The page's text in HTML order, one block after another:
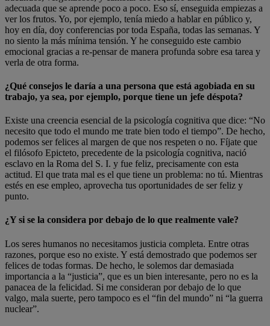
adecuada que se aprende poco a poco. Eso sí, enseguida empiezas a
ver los frutos. Yo, por ejemplo, tenía miedo a hablar en público y,
hoy en día, doy conferencias por toda España, todas las semanas. Y
no siento la más mínima tensión. Y he conseguido este cambio
emocional gracias a re-pensar de manera profunda sobre esa tarea y
verla de otra forma.
¿Qué consejos le daría a una persona que está agobiada en su
trabajo, ya sea, por ejemplo, porque tiene un jefe déspota?
Existe una creencia esencial de la psicología cognitiva que dice: “No
necesito que todo el mundo me trate bien todo el tiempo”. De hecho,
podemos ser felices al margen de que nos respeten o no. Fíjate que
el filósofo Epicteto, precedente de la psicología cognitiva, nació
esclavo en la Roma del S. I. y fue feliz, precisamente con esta
actitud. El que trata mal es el que tiene un problema: no tú. Mientras
estés en ese empleo, aprovecha tus oportunidades de ser feliz y
punto.
¿Y si se la considera por debajo de lo que realmente vale?
Los seres humanos no necesitamos justicia completa. Entre otras
razones, porque eso no existe. Y está demostrado que podemos ser
felices de todas formas. De hecho, le solemos dar demasiada
importancia a la “justicia”, que es un bien interesante, pero no es la
panacea de la felicidad. Si me consideran por debajo de lo que
valgo, mala suerte, pero tampoco es el “fin del mundo” ni “la guerra
nuclear”.